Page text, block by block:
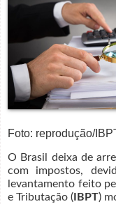
Foto: reprodução/
O Brasil deixa de
com impostos,
levantamento feito
e Tributação ( IBPT)